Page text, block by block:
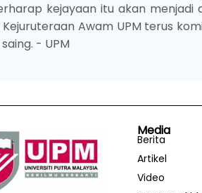
kejayaan itu akan
Awam UPM terus
- UPM
Media
Berita
Artikel
Video